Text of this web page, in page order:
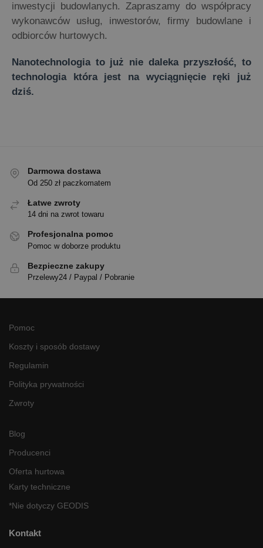
inwestycji budowlanych. Zapraszamy do współpracy
wykonawców usług, inwestorów, firmy budowlane i
odbiorców hurtowych.
Nanotechnologia to już nie daleka przyszłość, to
technologia która jest na wyciągnięcie ręki już
dziś.
Darmowa dostawa
Od 250 zł paczkomatem
Łatwe zwroty
14 dni na zwrot towaru
Profesjonalna pomoc
Pomoc w doborze produktu
Bezpieczne zakupy
Przelewy24 / Paypal / Pobranie
Pomoc
Koszty i sposób dostawy
Regulamin
Polityka prywatności
Zwroty
Blog
Producenci
Oferta hurtowa
Karty techniczne
*Nie dotyczy GEODIS
Kontakt